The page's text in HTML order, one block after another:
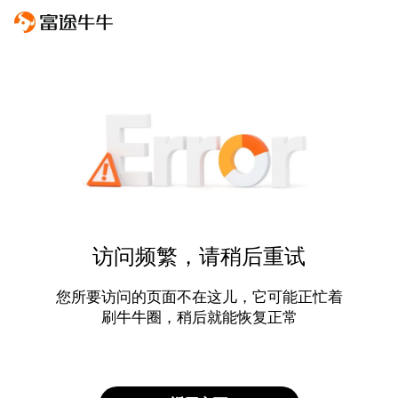
访问频繁，请稍后重试
您所要访问的页面不在这儿，它可能正忙着
刷牛牛圈，稍后就能恢复正常